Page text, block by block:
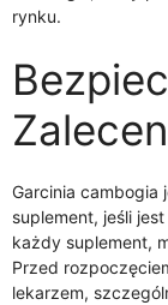
rynku.
Garcinia cambogia
suplement, jeśli
każdy suplement,
Przed
lekarzem,